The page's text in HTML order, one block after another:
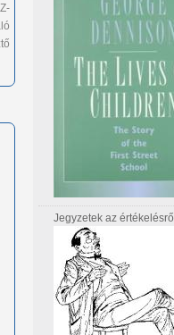
Jegyzetek az értékelésről